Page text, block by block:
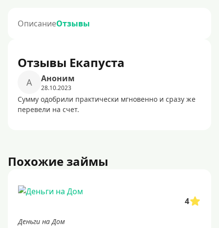
ОписаниеОтзывы
Отзывы Екапуста
А Аноним
28.10.2023
Сумму одобрили практически мгновенно и сразу же
перевели на счет.
Похожие займы
4
Деньги на Дом